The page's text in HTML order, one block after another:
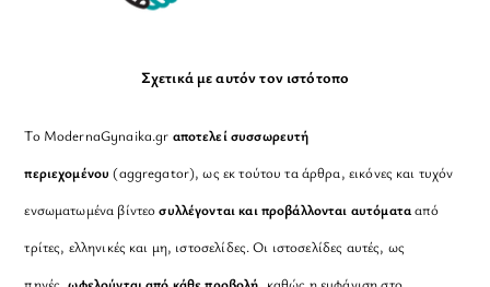
Σχετικά με αυτόν τον ιστότοπο
Το ModernaGynaika.gr αποτελεί συσσωρευτή
περιεχομένου (aggregator), ως εκ τούτου τα άρθρα, εικόνες και τυχόν
ενσωματωμένα βίντεοσυλλέγονται και προβάλλονται αυτόματααπό
τρίτες, ελληνικές και μη, ιστοσελίδες. Οι ιστοσελίδες αυτές, ως